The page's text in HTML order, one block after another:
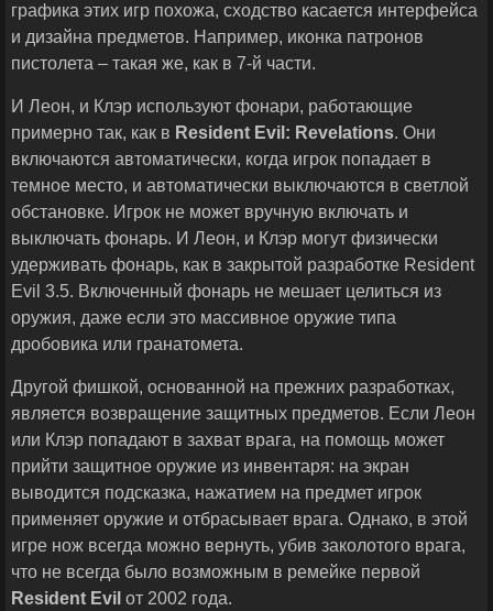
графика этих игр похожа, сходство касается интерфейса
и дизайна предметов. Например, иконка патронов
пистолета – такая же, как в 7-й части.
И Леон, и Клэр используют фонари, работающие
примерно так, как в Resident Evil : Revelations. Они
включаются автоматически, когда игрок попадает в
темное место, и автоматически выключаются в светлой
обстановке. Игрок не может вручную включать и
выключать фонарь. И Леон, и Клэр могут физически
удерживать фонарь, как в закрытой разработке Resident
Evil 3.5. Включенный фонарь не мешает целиться из
оружия, даже если это массивное оружие типа
дробовика или гранатомета.
Другой фишкой, основанной на прежних разработках,
является возвращение защитных предметов. Если Леон
или Клэр попадают в захват врага, на помощь может
прийти защитное оружие из инвентаря: на экран
выводится подсказка, нажатием на предмет игрок
применяет оружие и отбрасывает врага. Однако, в этой
игре нож всегда можно вернуть, убив заколотого врага,
что не всегда было возможным в ремейке первой
Resident Evil от 2002 года.